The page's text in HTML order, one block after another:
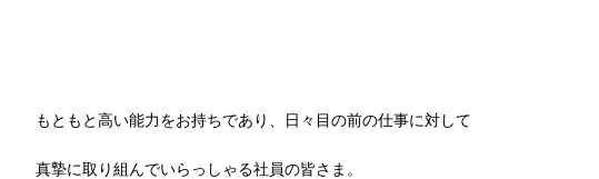
もともと高い能力をお持ちであり、日々目の前の仕事に対して
真摯に取り組んでいらっしゃる社員の皆さま。